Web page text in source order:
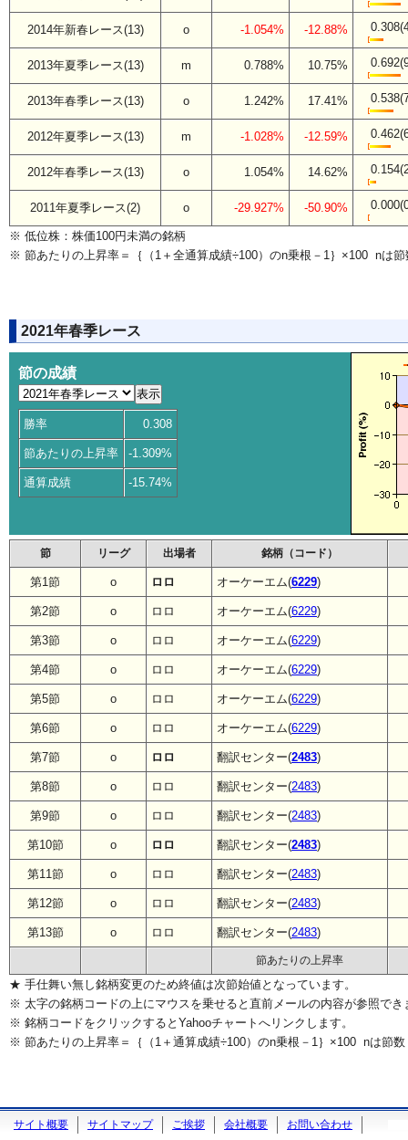
2014年新春レース(13) o -1.054% -12.88%
2013年夏季レース(13) m 0.788% 10.75%
2013年春季レース(13) o 1.242% 17.41%
2012年夏季レース(13) m -1.028% -12.59%
2012年春季レース(13) o 1.054% 14.62%
2011年夏季レース(2) o -29.927% -50.90%
※ 低位株：株価100円未満の銘柄
※ 節あたりの上昇率＝｛（1＋全通算成績÷100）のn乗根－1｝×100 nは節
2021年春季レース
節の成績
勝率 0.308
節あたりの上昇率 -1.309%
通算成績 -15.74%
節 リーグ 出場者 銘柄（コード）
第1節 o ロロ オーケーエム(6229)
第2節 o ロロ オーケーエム(6229)
第3節 o ロロ オーケーエム(6229)
第4節 o ロロ オーケーエム(6229)
第5節 o ロロ オーケーエム(6229)
第6節 o ロロ オーケーエム(6229)
第7節 o ロロ 翻訳センター(2483)
第8節 o ロロ 翻訳センター(2483)
第9節 o ロロ 翻訳センター(2483)
第10節 o ロロ 翻訳センター(2483)
第11節 o ロロ 翻訳センター(2483)
第12節 o ロロ 翻訳センター(2483)
第13節 o ロロ 翻訳センター(2483)
節あたりの上昇率
★ 手仕舞い無し銘柄変更のため終値は次節始値となっています。
※ 太字の銘柄コードの上にマウスを乗せると直前メールの内容が参照でき
※ 銘柄コードをクリックするとYahooチャートへリンクします。
※ 節あたりの上昇率＝｛（1＋通算成績÷100）のn乗根－1｝×100 nは節数
サイト概要 サイトマップ ご挨拶 会社概要 お問い合わせ